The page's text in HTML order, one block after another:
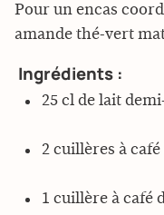
Pour un encas
amande thé-vert
Ingrédients :
25 cl de lait
2 cuillères à
1 cuillère à café